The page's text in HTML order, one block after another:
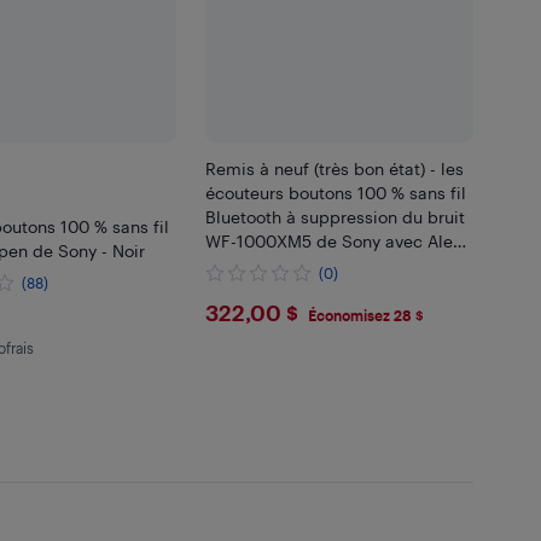
100 % sans fil
de Sony - Noir
(88)
écofrais
Remis à neuf (très bon état) - les
écouteurs boutons 100 % sans fil
Bluetooth à suppression du bruit
WF-1000XM5 de Sony avec Alexa
intégré, argenté platine
(0)
$322
322,00 $ Économisez 28 $